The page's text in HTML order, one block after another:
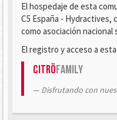
El hospedaje de esta
C5 España -
como asociación nacional
El registro y acceso a
CitröFamily
Disfrutando con